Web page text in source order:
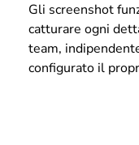
Gli screenshot
catturare ogni
team,
configurato il